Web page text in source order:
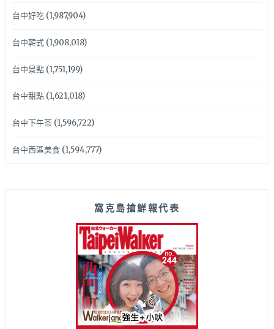
台中好吃(1,987,904)
台中韓式(1,908,018)
台中景點(1,751,199)
台中甜點(1,621,018)
台中下午茶(1,596,722)
台中西區美食(1,594,777)
窩克島搶鮮報代表